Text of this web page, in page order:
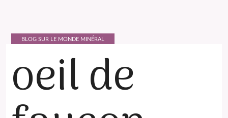
BLOG SUR LE MONDE MINÉRAL
oeil de